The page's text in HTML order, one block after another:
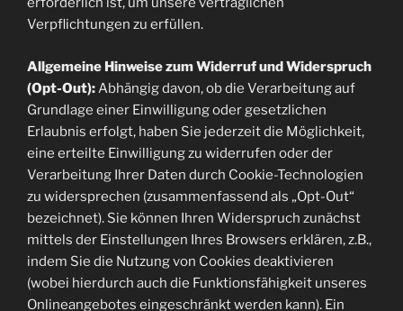
Verpflichtungen zu erfüllen.
Allgemeine Hinweise zum Widerruf und Widerspruch
(Opt-Out): Abhängig davon, ob die Verarbeitung auf
Grundlage einer Einwilligung oder gesetzlichen
Erlaubnis erfolgt, haben Sie jederzeit die Möglichkeit,
eine erteilte Einwilligung zu widerrufen oder der
Verarbeitung Ihrer Daten durch Cookie-Technologien
zu widersprechen (zusammenfassend als „Opt-Out“
bezeichnet). Sie können Ihren Widerspruch zunächst
mittels der Einstellungen Ihres Browsers erklären, z.B.,
indem Sie die Nutzung von Cookies deaktivieren
(wobei hierdurch auch die Funktionsfähigkeit unseres
Onlineangebotes eingeschränkt werden kann). Ein